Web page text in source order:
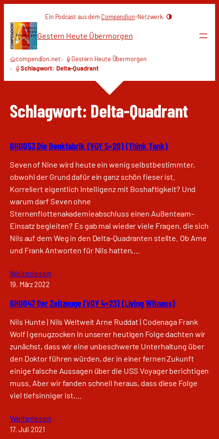
Inhalt
springen
Ein Podcast aus dem Compendion-Netzwerk.
Gestern Heute Übermorgen
compendion.net
Gestern Heute Übermorgen
Schlagwort: Delta-Quadrant
Schlagwort: Delta-Quadrant
GHU053 Die Denkfabrik (VOY 5×20) (Think Tank)
Seven of Nine wird heute ein wenig selbstbestimmter,
obwohl der Grund dafür ein ganz schön fieser ist.
Korreliert eigentlich Intelligenz mit Boshaftigkeit? Und
warum darf Seven ohne
Sternenflottenakademieabschluss einen Außenteam-
Einsatz begleiten? Es gab mal wieder viele Fragen, die sich
Nils auf dem Weg in den Delta-Quadranten stellte. Ob Arne
und Frank Antworten für Nils hatten,…
Weiterlesen
19. März 2022
GHU047 Der Zeitzeuge (VOY 4×23) (Living Witness)
Nils Hunte | Nils Weltweit Arne Ruddat | Codenaga Frank
Wolf | genugzocken In unserer heutigen Folge dachten wir
zunächst, dass wir eine unbeschwerte Unterhaltung über
den Doktor führen würden, der in einer fernen Zukunft
einige falsche Aussagen über die USS Voyager berichtigen
muss. Aber wir fanden schnell heraus, dass diese Folge
viel tiefsinniger ist,…
Weiterlesen
17. Juli 2021